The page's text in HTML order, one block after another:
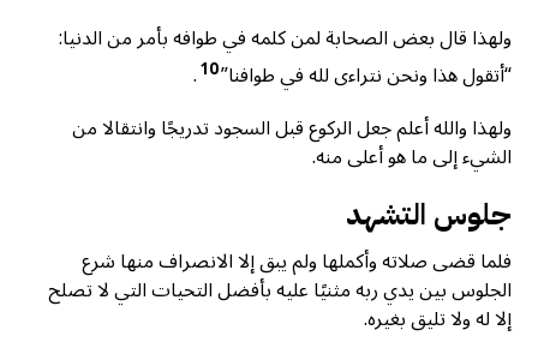
ولهذا قال بعض الصحابة لمن كلمه في طوافه بأمر من الدنيا:
“أتقول هذا ونحن نتراءى لله في طوافنا”10
.
ولهذا والله أعلم جعل الركوع قبل السجود تدريجًا وانتقالا من
الشيء إلى ما هو أعلى منه.
جلوس التشهد
فلما قضى صلاته وأكملها ولم يبق إلا الانصراف منها شرع
الجلوس بين يدي ربه مثنيًا عليه بأفضل التحيات التي لا تصلح
إلا له ولا تليق بغيره.